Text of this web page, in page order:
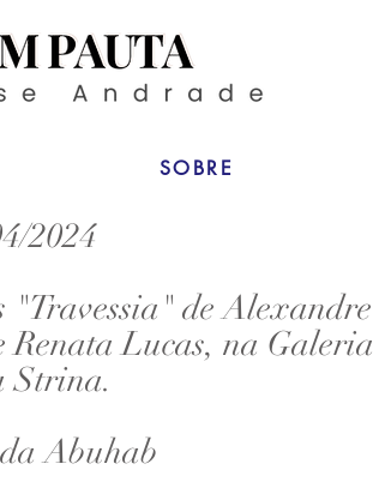
SOBRE
2024
"Travessia" de Alexandre
Lucas, na Galeria
Strina.
Abuhab